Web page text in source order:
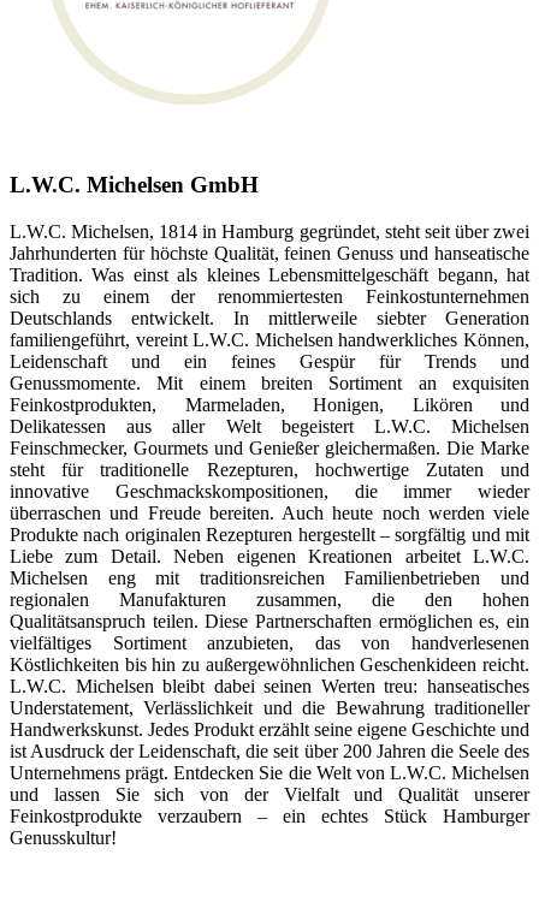
L.W.C. Michelsen GmbH
L.W.C. Michelsen, 1814 in Hamburg gegründet, steht seit über zwei
Jahrhunderten für höchste Qualität, feinen Genuss und hanseatische
Tradition. Was einst als kleines Lebensmittelgeschäft begann, hat
sich zu einem der renommiertesten Feinkostunternehmen
Deutschlands entwickelt. In mittlerweile siebter Generation
familiengeführt, vereint L.W.C. Michelsen handwerkliches Können,
Leidenschaft und ein feines Gespür für Trends und
Genussmomente. Mit einem breiten Sortiment an exquisiten
Feinkostprodukten, Marmeladen, Honigen, Likören und
Delikatessen aus aller Welt begeistert L.W.C. Michelsen
Feinschmecker, Gourmets und Genießer gleichermaßen. Die Marke
steht für traditionelle Rezepturen, hochwertige Zutaten und
innovative Geschmackskompositionen, die immer wieder
überraschen und Freude bereiten. Auch heute noch werden viele
Produkte nach originalen Rezepturen hergestellt – sorgfältig und mit
Liebe zum Detail. Neben eigenen Kreationen arbeitet L.W.C.
Michelsen eng mit traditionsreichen Familienbetrieben und
regionalen Manufakturen zusammen, die den hohen
Qualitätsanspruch teilen. Diese Partnerschaften ermöglichen es, ein
vielfältiges Sortiment anzubieten, das von handverlesenen
Köstlichkeiten bis hin zu außergewöhnlichen Geschenkideen reicht.
L.W.C. Michelsen bleibt dabei seinen Werten treu: hanseatisches
Understatement, Verlässlichkeit und die Bewahrung traditioneller
Handwerkskunst. Jedes Produkt erzählt seine eigene Geschichte und
ist Ausdruck der Leidenschaft, die seit über 200 Jahren die Seele des
Unternehmens prägt. Entdecken Sie die Welt von L.W.C. Michelsen
und lassen Sie sich von der Vielfalt und Qualität unserer
Feinkostprodukte verzaubern – ein echtes Stück Hamburger
Genusskultur!